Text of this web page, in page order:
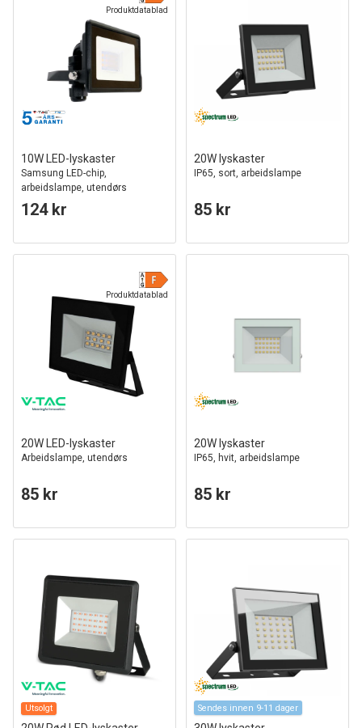
Produktdatablad
10W LED-lyskaster
Samsung LED-chip,
arbeidslampe, utendørs
124 kr
20W lyskaster
IP65, sort, arbeidslampe
85 kr
Produktdatablad
20W LED-lyskaster
Arbeidslampe, utendørs
85 kr
20W lyskaster
IP65, hvit, arbeidslampe
85 kr
Utsolgt Sendes innen 9-11 dager